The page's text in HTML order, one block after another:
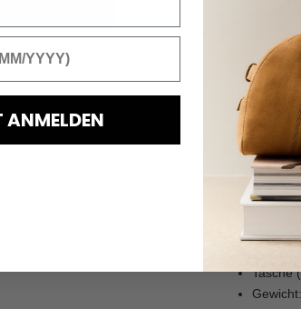
Zugang
sorgt für
Details
Silberne
Platz
Material
Futter:
Tasche
ANMELDEN